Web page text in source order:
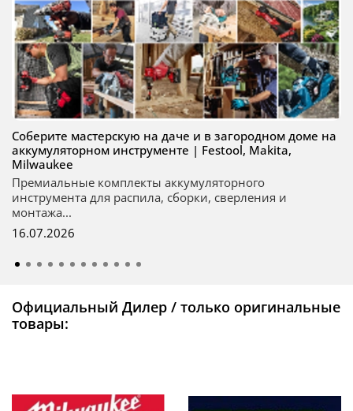
Соберите мастерскую на даче и в загородном доме на
аккумуляторном инструменте | Festool, Makita,
Milwaukee
Премиальные комплекты аккумуляторного
инструмента для распила, сборки, сверления и
монтажа...
16.07.2026
Официальный Дилер / только оригинальные
товары: